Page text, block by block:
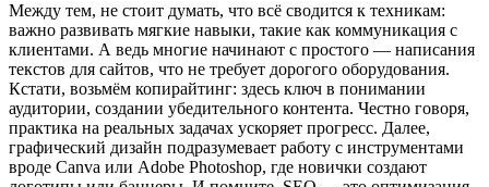
Между тем, не стоит думать, что всё сводится к техникам:
важно развивать мягкие навыки, такие как коммуникация с
клиентами. А ведь многие начинают с простого — написания
текстов для сайтов, что не требует дорогого оборудования.
Кстати, возьмём копирайтинг: здесь ключ в понимании
аудитории, создании убедительного контента. Честно говоря,
практика на реальных задачах ускоряет прогресс. Далее,
графический дизайн подразумевает работу с инструментами
вроде Canva или Adobe Photoshop, где новички создают